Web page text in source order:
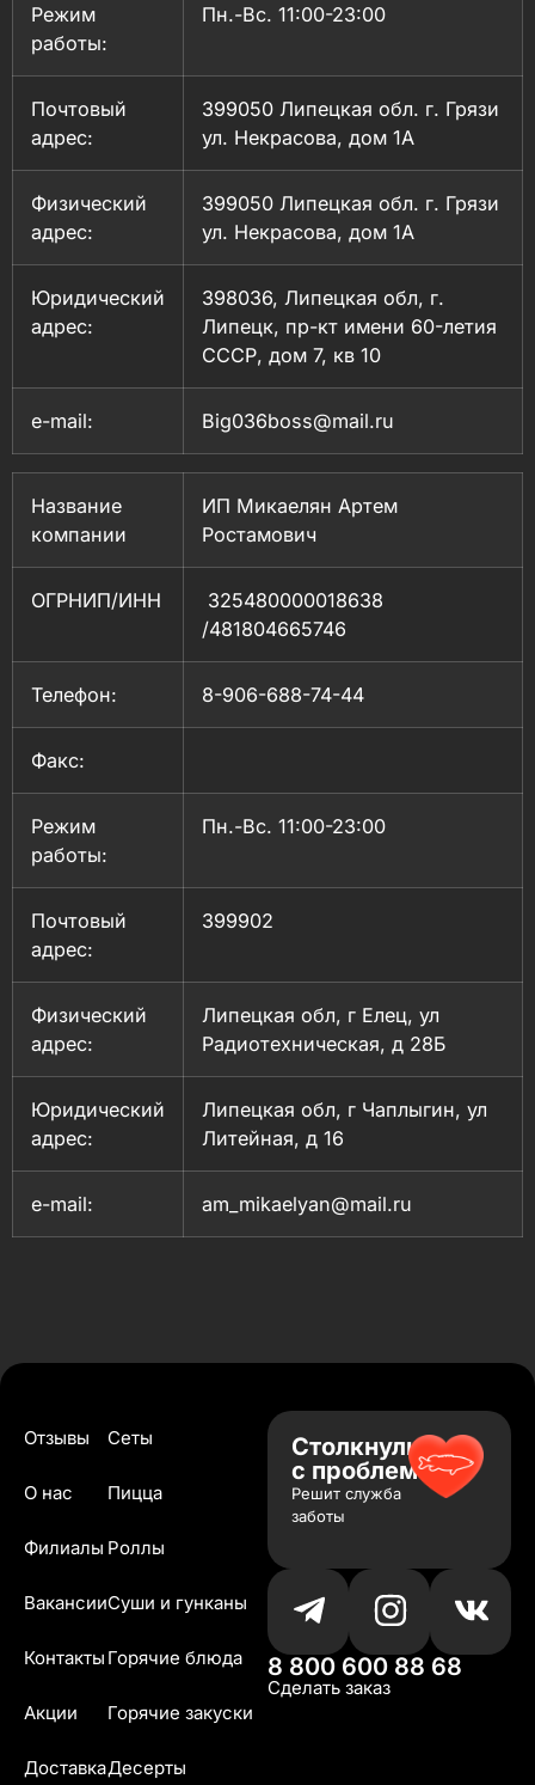
Режим
работы:
Пн.-Вс. 11:00-23:00
Почтовый
адрес:
399050 Липецкая обл. г. Грязи
ул. Некрасова, дом 1А
Физический
адрес:
399050 Липецкая обл. г. Грязи
ул. Некрасова, дом 1А
Юридический
адрес:
398036, Липецкая обл, г.
Липецк, пр-кт имени 60-летия
СССР, дом 7, кв 10
e-mail: Big036boss@mail.ru
Название
компании
ИП Микаелян Артем
Ростамович
ОГРНИП/ИНН
325480000018638
/481804665746
Телефон: 8-906-688-74-44
Факс:
Режим
работы:
Пн.-Вс. 11:00-23:00
Почтовый
адрес:
399902
Физический
адрес:
Липецкая обл, г Елец, ул
Радиотехническая, д 28Б
Юридический
адрес:
Липецкая обл, г Чаплыгин, ул
Литейная, д 16
e-mail: am_mikaelyan@mail.ru
Отзывы
О нас
Филиалы
Вакансии
Контакты
Акции
Доставка
Сеты
Пицца
Роллы
Суши и гунканы
Горячие блюда
Горячие закуски
Десерты
Столкнулись
с проблемой?
Решит служба
заботы
8 800 600 88 68
Сделать заказ